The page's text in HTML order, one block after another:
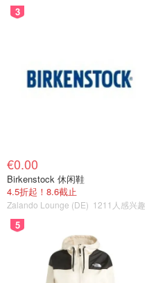
3
€0.00
Birkenstock 休闲鞋
4.5折起！8.6截止
Zalando Lounge (DE) 1211人感兴趣
5